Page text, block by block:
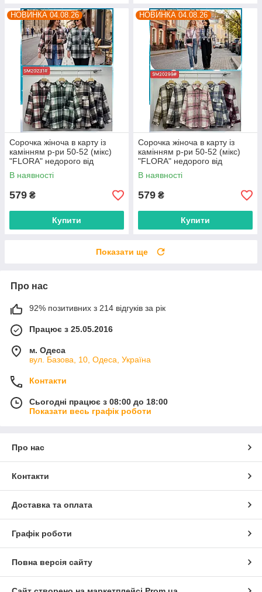
НОВИНКА 04.08.26
Сорочка жіноча в карту із
камінням р-ри 50-52 (мікс)
"FLORA" недорого від
прямого постачальника
В наявності
579 ₴
Купити
НОВИНКА 04.08.26
Сорочка жіноча в карту із
камінням р-ри 50-52 (мікс)
"FLORA" недорого від
прямого постачальника
В наявності
579 ₴
Купити
Показати ще
Про нас
92% позитивних з 214 відгуків за рік
Працює з 25.05.2016
м. Одеса
вул. Базова, 10, Одеса, Україна
Контакти
Сьогодні працює з 08:00 до 18:00
Показати весь графік роботи
Про нас
Контакти
Доставка та оплата
Графік роботи
Повна версія сайту